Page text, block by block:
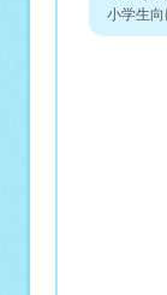
小学生向